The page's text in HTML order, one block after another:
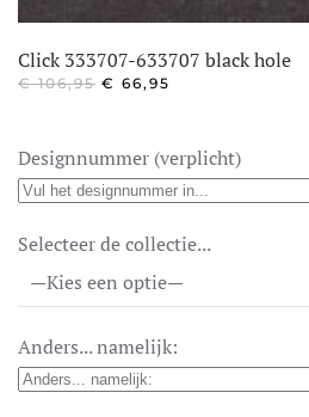
Click 333707-633707 black hole
€106,95 OORSPRONKELIJKE
€ 66,95
Designnummer (verplicht)
Selecteer de collectie...
Anders... namelijk: